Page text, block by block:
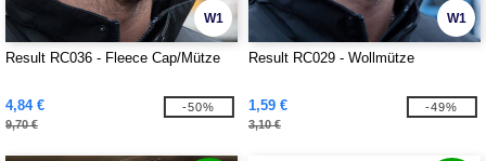
W1
Result RC036 - Fleece Cap/Mütze
4,84 €
9,70 €
-50%
W1
Result RC029 - Wollmütze
1,59 €
3,10 €
-49%